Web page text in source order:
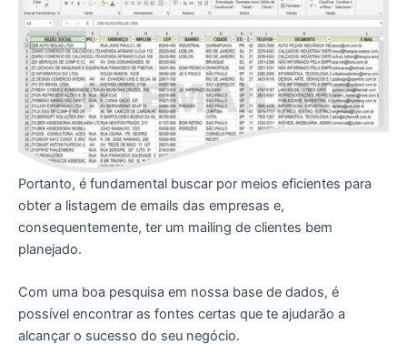
Portanto, é fundamental buscar por meios eficientes para
obter a listagem de emails das empresas e,
consequentemente, ter um mailing de clientes bem
planejado.
Com uma boa pesquisa em nossa base de dados, é
possível encontrar as fontes certas que te ajudarão a
alcançar o sucesso do seu negócio.